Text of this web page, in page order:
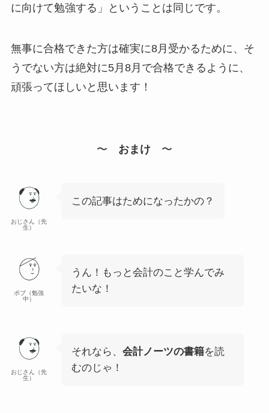
に向けて勉強する」ということは同じです。
無事に合格できた方は確実に8月受かるために、そ
うでない方は絶対に5月8月で合格できるように、
頑張ってほしいと思います！
〜 おまけ 〜
おじさん（先
生）
この記事はためになったかの？
ボブ（勉強
中）
うん！もっと会計のこと学んでみ
たいな！
おじさん（先
生）
それなら、 会計ノーツの書籍を読
むのじゃ！